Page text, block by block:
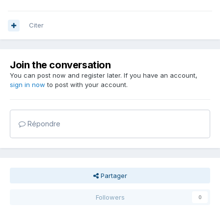
Citer
Join the conversation
You can post now and register later. If you have an account,
sign in now to post with your account.
Répondre
Partager
Followers 0